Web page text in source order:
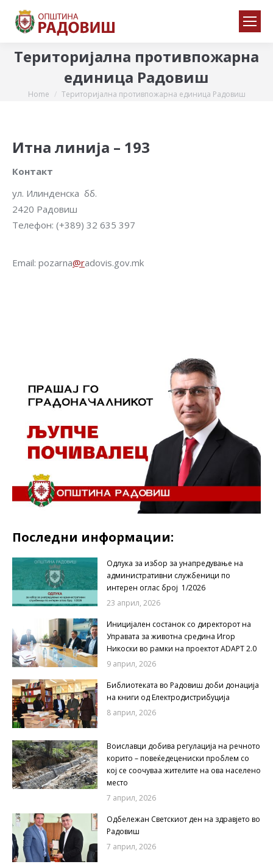
Територијална противпожарна
единица Радовиш
You are here:
Home Територијална противпожарна единица Радовиш
Итна линија – 193
Контакт
ул. Илинденска бб.
2420 Радовиш
Телефон: (+389) 32 635 397
Email: pozarna@radovis.gov.mk
Последни информации:
Одлука за избор за унапредување на
административни службеници по
интерен оглас број 1/2026
23 април, 2026
Иницијален состанок со директорот на
Управата за животна средина Игор
Никоски во рамки на проектот ADAPT 2.0
9 април, 2026
Библиотеката во Радовиш доби донација
на книги од Електродистрибуција
8 април, 2026
Воиславци добива регулација на речното
корито – повеќедецениски проблем со
кој се соочуваа жителите на ова населено
место
7 април, 2026
Одбележан Светскиот ден на здравјето во
Радовиш
7 април, 2026